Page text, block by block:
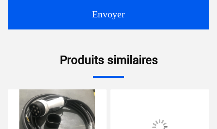
Envoyer
Produits similaires